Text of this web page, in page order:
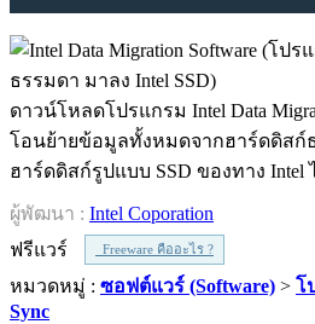
ดาวน์โหลดโปรแกรม Intel Data
โอนย้ายข้อมูลทั้งหมดจากฮาร์ดดิสก์
ฮาร์ดดิสก์รูปแบบ SSD ของทาง Intel
ผู้พัฒนา : Intel Coporation
ฟรีแวร์
Freeware คืออะไร ?
หมวดหมู่ : ซอฟต์แวร์ (Software) > โ
Sync